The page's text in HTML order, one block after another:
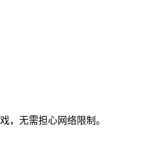
，无需担心网络限制。